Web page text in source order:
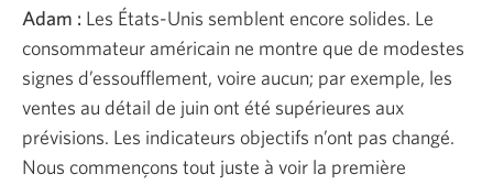
Adam : Les États-Unis semblent encore solides. Le
consommateur américain ne montre que de modestes
signes d’essoufflement, voire aucun; par exemple, les
ventes au détail de juin ont été supérieures aux
prévisions. Les indicateurs objectifs n’ont pas changé.
Nous commençons tout juste à voir la première